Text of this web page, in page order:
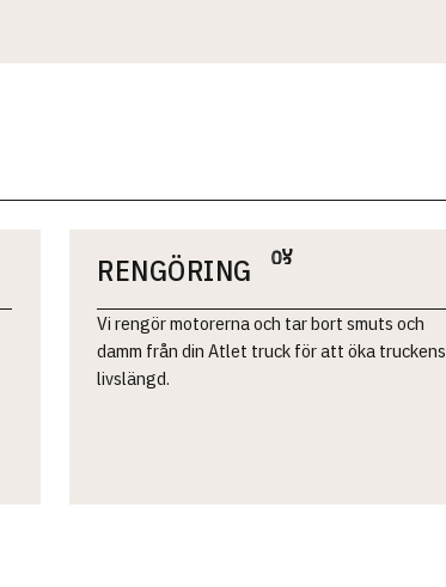
RENGÖRING
Vi rengör motorerna och tar bort smuts och
damm från din Atlet truck för att öka truckens
livslängd.